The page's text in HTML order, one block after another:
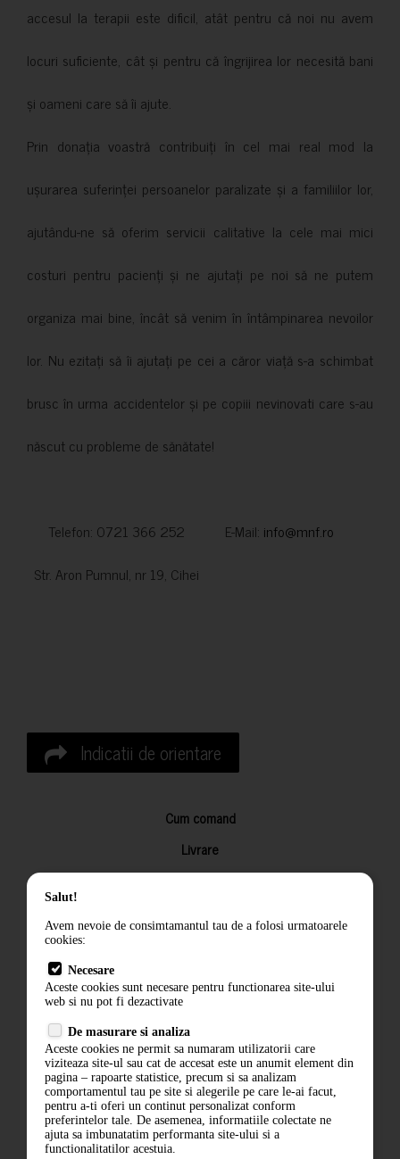
accesul la terapii este dificil, atât pentru că noi nu avem
locuri suficiente, cât și pentru că îngrijirea lor necesită bani
și oameni care să îi ajute.
Prin donația voastră contribuiți în cel mai real mod la
ușurarea suferinței persoanelor paralizate și a familiilor lor,
ajutându-ne să oferim servicii calitative la cele mai mici
costuri pentru pacienți și ne ajutați pe noi să ne putem
organiza mai bine, încât să venim în întâmpinarea nevoilor
lor. Nu ezitați să îi ajutați pe cei a căror viață s-a schimbat
brusc în urma accidentelor și pe copiii nevinovati care s-au
născut cu probleme de sănătate!
Telefon: 0721 366 252 E-Mail: info@mnf.ro
Str. Aron Pumnul, nr 19, Cihei
Indicatii de orientare
Cum comand
Livrare
Returnarea produselor
Termeni si conditii
Politica de confidentialitate
ANPC
Salut!
Avem nevoie de consimtamantul tau de a folosi urmatoarele
cookies:
Necesare
Aceste cookies sunt necesare pentru functionarea site-ului
web si nu pot fi dezactivate
De masurare si analiza
Aceste cookies ne permit sa numaram utilizatorii care
viziteaza site-ul sau cat de accesat este un anumit element din
pagina – rapoarte statistice, precum si sa analizam
comportamentul tau pe site si alegerile pe care le-ai facut,
pentru a-ti oferi un continut personalizat conform
preferintelor tale. De asemenea, informatiile colectate ne
ajuta sa imbunatatim performanta site-ului si a
functionalitatilor acestuia.